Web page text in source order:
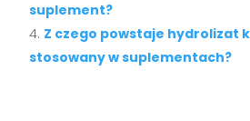
suplement?
Z czego powstaje hydrolizat
stosowany w suplementach?